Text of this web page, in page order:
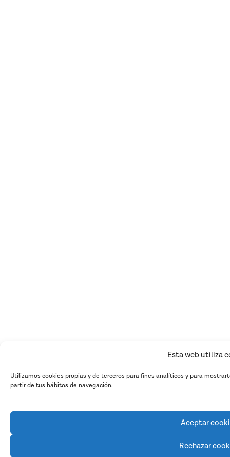
Esta web utiliza
Utilizamos cookies propias y de terceros para fines analíticos y para
partir de tus hábitos de navegación.
Aceptar
Rechazar